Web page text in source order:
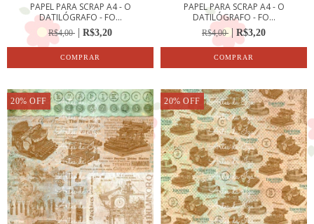
PAPEL PARA SCRAP A4 - O
DATILÓGRAFO - FO...
R$4,00 R$3,20
PAPEL PARA SCRAP A4 - O
DATILÓGRAFO - FO...
R$4,00 R$3,20
20% OFF 20% OFF